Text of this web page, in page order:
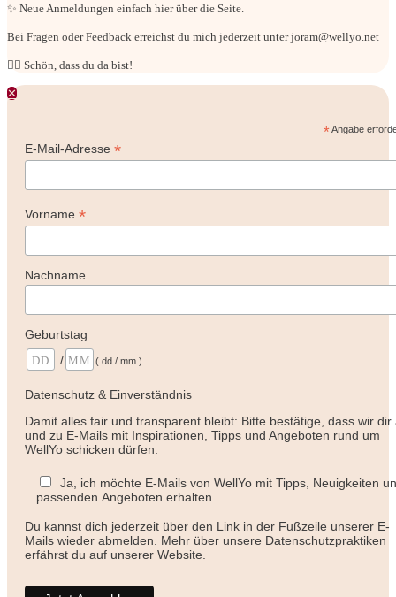
✨ Neue Anmeldungen einfach hier über die Seite.
Bei Fragen oder Feedback erreichst du mich jederzeit unter joram@wellyo.net
🧘‍♂ Schön, dass du da bist!
✕
*Angabe
E-Mail-Adresse *
Vorname *
Nachname
Geburtstag
/
( dd / mm )
Datenschutz & Einverständnis
Damit alles fair und transparent bleibt: Bitte bestätige, dass wir dir
und zu E-Mails mit Inspirationen, Tipps und Angeboten rund um
WellYo schicken dürfen.
Ja, ich möchte E-Mails von WellYo mit Tipps, Neuigkeiten
passenden Angeboten erhalten.
Du kannst dich jederzeit über den Link in der Fußzeile unserer E-
Mails wieder abmelden. Mehr über unsere Datenschutzpraktiken
erfährst du auf unserer Website.